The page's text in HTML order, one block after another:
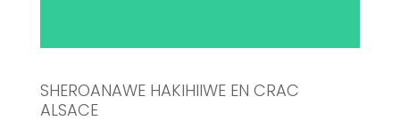
SHEROANAWE HAKIHIIWE EN CRAC
ALSACE